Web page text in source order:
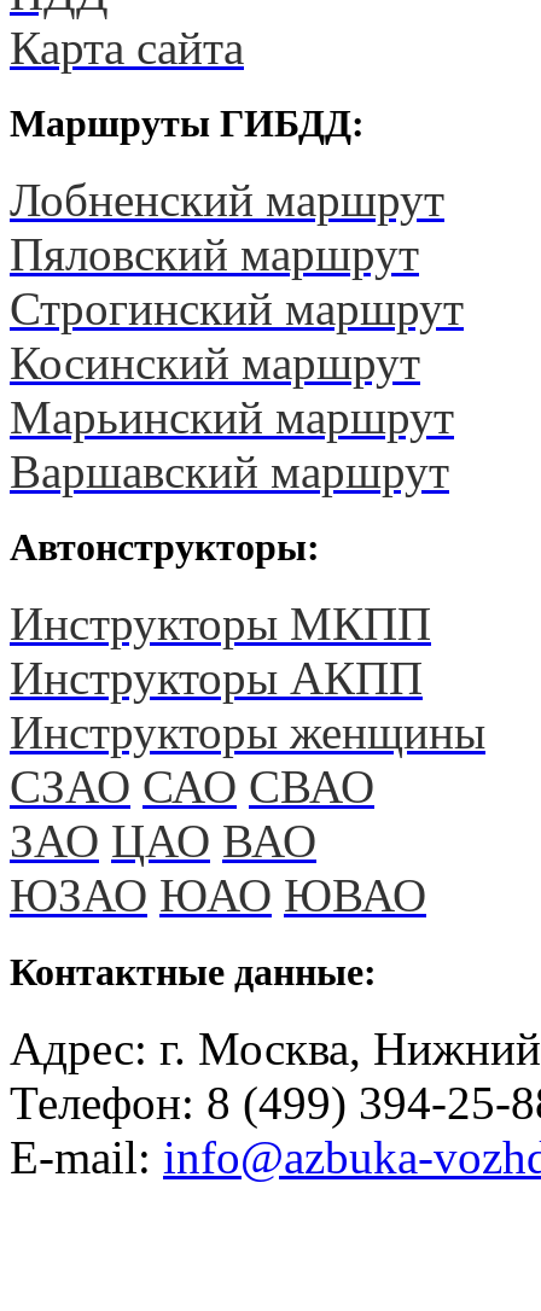
Карта сайта
Маршруты ГИБДД:
Лобненский маршрут
Пяловский маршрут
Строгинский маршрут
Косинский маршрут
Марьинский маршрут
Варшавский маршрут
Автонструкторы:
Инструкторы МКПП
Инструкторы АКПП
Инструкторы женщины
СЗАО САО СВАО
ЗАО ЦАО ВАО
ЮЗАО ЮАО ЮВАО
Контактные данные:
Адрес: г. Москва,
Телефон: 8 (499) 394-25-
E-mail: info@azbuka-